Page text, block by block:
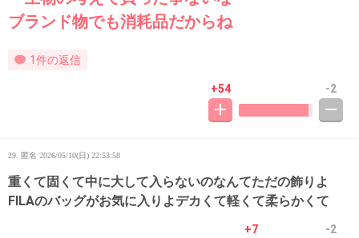
ブランド物でも消耗品だからね
1件の返信
+54 -2
29. 匿名 2026/05/10(日) 22:53:58
重くて固くて中に大して入らないのなんてただの飾りよ
FILAのバッグがお気に入りよデカくて軽くて柔らかくて
+7 -2